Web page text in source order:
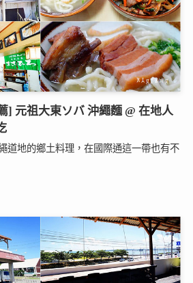
] 元祖大東ソバ 沖繩麵 @ 在地人
道地的鄉土料理，在國際通這一帶也有不